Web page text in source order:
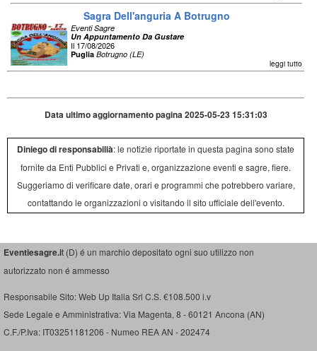
Sagra Dell'anguria A Botrugno
Eventi Sagre
Un Appuntamento Da Gustare
Il 17/08/2026
Puglia Botrugno (LE)
leggi tutto
Data ultimo aggiornamento pagina 2025-05-23 15:31:03
Diniego di responsabilià: le notizie riportate in questa pagina sono state
fornite da Enti Pubblici e Privati e, organizzazione eventi e sagre, fiere.
Suggeriamo di verificare date, orari e programmi che potrebbero variare,
contattando le organizzazioni o visitando il sito ufficiale dell'evento.
Eventiesagre.it (D) é un marchio depositato ogni suo utilizzo non
autorizzato non é ammesso
Responsabile Sito: Web Up Italia Srl C.S. €108.500 i.v
Sede Legale e Amministrativa: Via Magenta, 8 - 60121 Ancona (AN)
C.F./P.Iva: IT03251181206 - Numeo REA AN - 202474